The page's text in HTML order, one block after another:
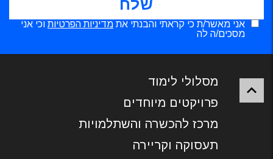
אני מאשר/ת כי קראתי והבנתי את מדיניות הפרטיות וכי אני
מסכים/ה לה
מסלולי לימוד
פרויקטים מיוחדים
מרכז להכשרה והשתלמויות
תעסוקה וקריירה